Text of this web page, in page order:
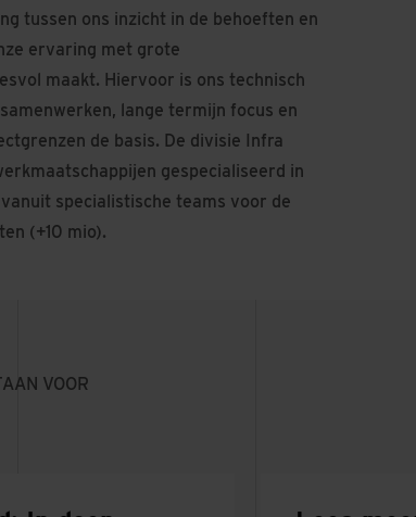
tussen ons inzicht in de behoeften en
ervaring met grote
maakt. Hiervoor is ons technisch
lange termijn focus en
de basis. De divisie Infra
gespecialiseerd in
specialistische teams voor de
(+10 mio).
VOOR